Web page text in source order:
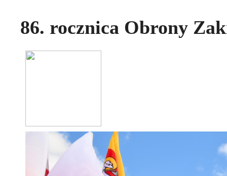
86. rocznica Obrony